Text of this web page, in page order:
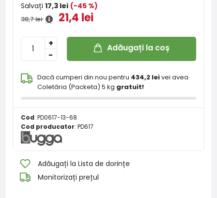
Salvați 17,3 lei (-45 %)
38,7 lei 21,4 lei
-
+ Adăugați la coș
Dacă cumperi din nou pentru 434,2 leivei avea
Coletăria (Packeta) 5 kg gratuit!
Cod: PD0617-13-68
Cod producator: PD617
Adăugați la Lista de dorințe
Monitorizați prețul